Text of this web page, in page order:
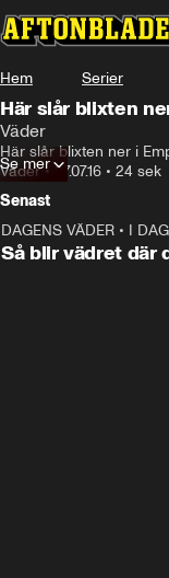
Hem Serier
Här slår blixten
Väder
Här slår blixten ner i
Väder• 27.07.16 • 24 sek
Se mer
Senast
DAGENS VÄDER • I
Så blir vädret där